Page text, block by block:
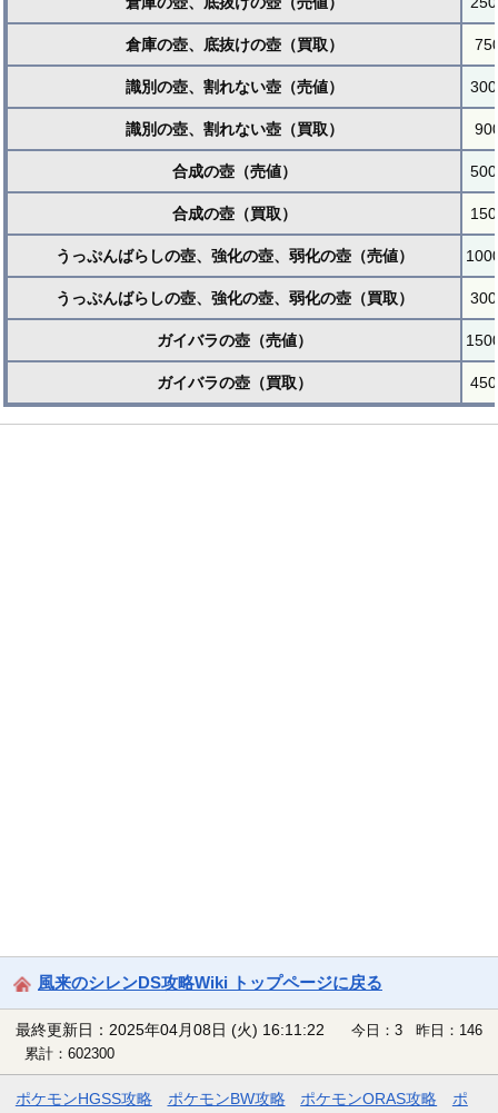
倉庫の壺、底抜けの壺（買取）
識別の壺、割れない壺（売値）
識別の壺、割れない壺（買取）
合成の壺（売値）
合成の壺（買取）
うっぷんばらしの壺、強化の壺、弱化の壺（売値）
うっぷんばらしの壺、強化の壺、弱化の壺（買取）
ガイバラの壺（売値）
ガイバラの壺（買取）
風来のシレンDS攻略Wiki トップページに戻る
最終更新日：2025年04月08日 (火) 16:11:22
今日：3 昨日：146
累計：602300
ポケモンHGSS攻略 ポケモンBW攻略 ポケモンORAS攻略 ポ